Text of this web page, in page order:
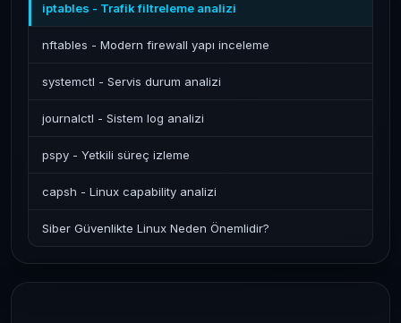
iptables - Trafik filtreleme analizi
nftables - Modern firewall yapı inceleme
systemctl - Servis durum analizi
journalctl - Sistem log analizi
pspy - Yetkili süreç izleme
capsh - Linux capability analizi
Siber Güvenlikte Linux Neden Önemlidir?